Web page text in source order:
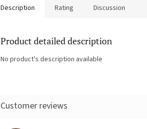
Description Rating Discussion
Product detailed description
No product's description available